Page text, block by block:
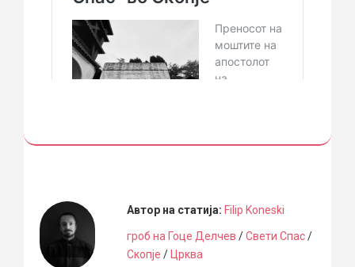
Автор на статија: Filip Koneski
гроб на Гоце Делчев /Свети Спас/
Скопје / Црква